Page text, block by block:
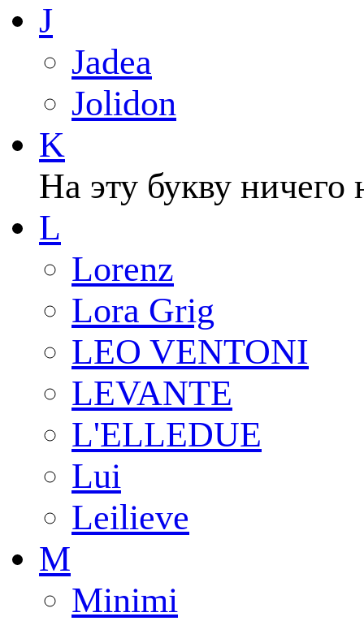
J
Jadea
Jolidon
K
На эту букву ничего
L
Lorenz
Lora Grig
LEO VENTONI
LEVANTE
L'ELLEDUE
Lui
Leilieve
M
Minimi